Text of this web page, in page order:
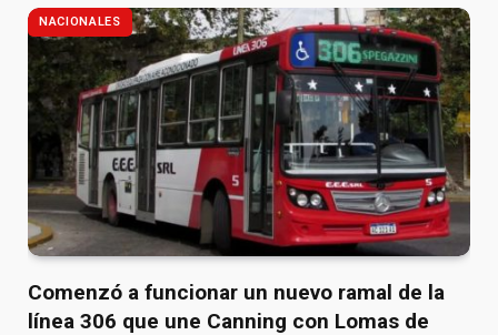
NACIONALES
Comenzó a funcionar un nuevo ramal de la
línea 306 que une Canning con Lomas de